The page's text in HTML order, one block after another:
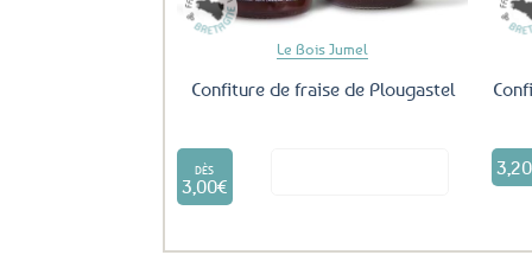
Le Bois Jumel
Confiture de fraise de Plougastel
DÈS
3,00€
Ce
3,20